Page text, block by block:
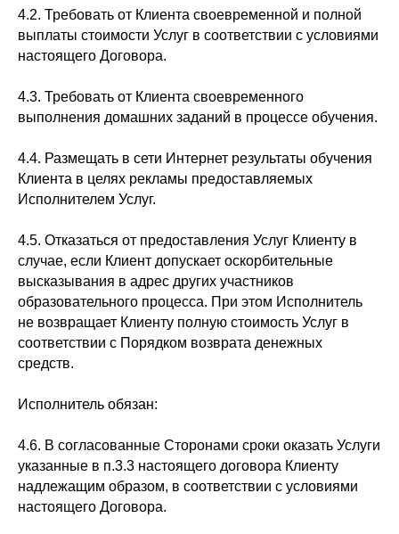
4.2. Требовать от Клиента своевременной и полной
выплаты стоимости Услуг в соответствии с условиями
настоящего Договора.
4.3. Требовать от Клиента своевременного
выполнения домашних заданий в процессе обучения.
4.4. Размещать в сети Интернет результаты обучения
Клиента в целях рекламы предоставляемых
Исполнителем Услуг.
4.5. Отказаться от предоставления Услуг Клиенту в
случае, если Клиент допускает оскорбительные
высказывания в адрес других участников
образовательного процесса. При этом Исполнитель
не возвращает Клиенту полную стоимость Услуг в
соответствии с Порядком возврата денежных
средств.
Исполнитель обязан:
4.6. В согласованные Сторонами сроки оказать Услуги
указанные в п.3.3 настоящего договора Клиенту
надлежащим образом, в соответствии с условиями
настоящего Договора.